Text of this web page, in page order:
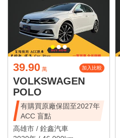
39.90 萬 加入比較
VOLKSWAGEN
POLO
有購買原廠保固至2027年
ACC 盲點
高雄市 / 銓鑫汽車